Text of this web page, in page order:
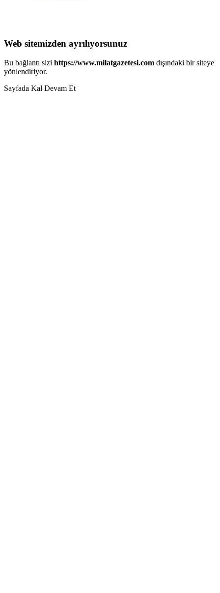
Web sitemizden ayrılıyorsunuz
Bu bağlantı sizi https://www.milatgazetesi.com dışındaki bir siteye
yönlendiriyor.
Sayfada Kal Devam Et